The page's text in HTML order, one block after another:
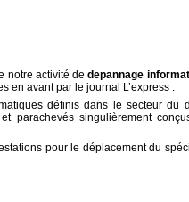
notre activité dedepannage
en avant par le journal L’express :
définis dans le secteur
et parachevés singulièrement
pour le déplacement du